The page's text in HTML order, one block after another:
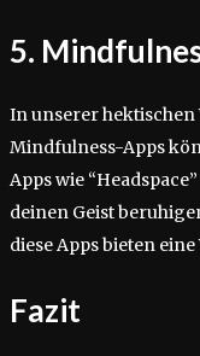
5.
In unserer hektischen
Mindfulness-Apps
Apps wie
deinen Geist
diese Apps bieten
Fazit